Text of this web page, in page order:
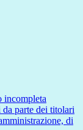
incompleta
parte dei titolari
di